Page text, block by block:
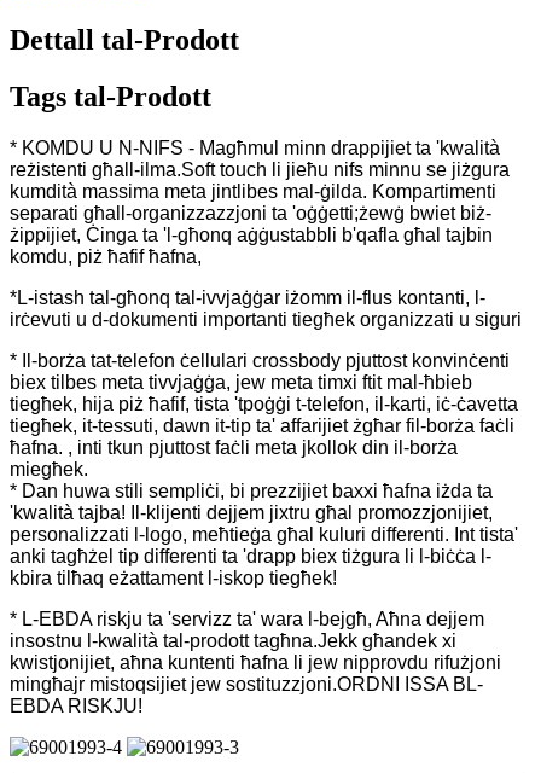
Dettall tal-Prodott
Tags tal-Prodott
* KOMDU U N-NIFS - Magħmul minn drappijiet ta 'kwalità
reżistenti għall-ilma.Soft touch li jieħu nifs minnu se jiżgura
kumdità massima meta jintlibes mal-ġilda. Kompartimenti
separati għall-organizzazzjoni ta 'oġġetti;żewġ bwiet biż-
żippijiet, Ċinga ta 'l-għonq aġġustabbli b'qafla għal tajbin
komdu, piż ħafif ħafna,
*L-istash tal-għonq tal-ivvjaġġar iżomm il-flus kontanti, l-
irċevuti u d-dokumenti importanti tiegħek organizzati u siguri
* Il-borża tat-telefon ċellulari crossbody pjuttost konvinċenti
biex tilbes meta tivvjaġġa, jew meta timxi ftit mal-ħbieb
tiegħek, hija piż ħafif, tista 'tpoġġi t-telefon, il-karti, iċ-ċavetta
tiegħek, it-tessuti, dawn it-tip ta' affarijiet żgħar fil-borża faċli
ħafna. , inti tkun pjuttost faċli meta jkollok din il-borża
miegħek.
* Dan huwa stili sempliċi, bi prezzijiet baxxi ħafna iżda ta
'kwalità tajba! Il-klijenti dejjem jixtru għal promozzjonijiet,
personalizzati l-logo, meħtieġa għal kuluri differenti. Int tista'
anki tagħżel tip differenti ta 'drapp biex tiżgura li l-biċċa l-
kbira tilħaq eżattament l-iskop tiegħek!
* L-EBDA riskju ta 'servizz ta' wara l-bejgħ, Aħna dejjem
insostnu l-kwalità tal-prodott tagħna.Jekk għandek xi
kwistjonijiet, aħna kuntenti ħafna li jew nipprovdu rifużjoni
mingħajr mistoqsijiet jew sostituzzjoni.ORDNI ISSA BL-
EBDA RISKJU!